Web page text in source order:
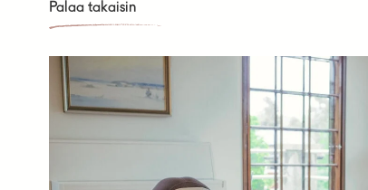
Palaa takaisin